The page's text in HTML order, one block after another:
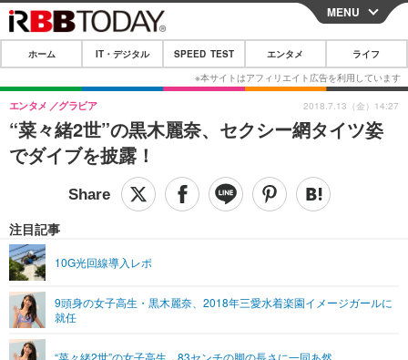
CLOSE
ホーム
IT・デジタル
IT・デジタルTOP スマートフォン
ネタ
ショッピング その他
SPEED TEST
エンタメTOP 映画・ドラマ
ライフTOP
リリース一覧
プッシュ通知の停止方法
MENU
ホーム IT・デジタル SPEED TEST エンタメ ライフ
“菜々緒2世”の黒木麗奈、セクシー網タイツ姿
でダイブを披露！
エンタメ グラビア
注目記事
10G光回線導入レポ
9頭身の女子高生・黒木麗奈、2018年三愛水着楽園イメージガールに
就任
“菜々緒2世”の女子高生、83センチの脚の長さに一同あ然
2018.7.13（金）14:27